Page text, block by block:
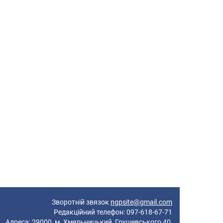
Зворотній звязок ngpsite@gmail.com
Редакційний телефон: 097-618-67-71